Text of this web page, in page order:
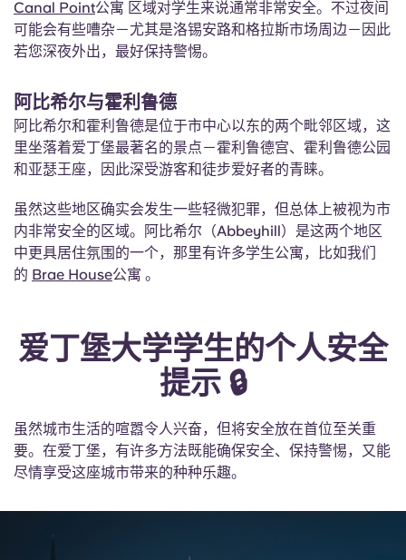
Canal Point公寓 区域对学生来说通常非常安全。不过夜间
可能会有些嘈杂－尤其是洛锡安路和格拉斯市场周边－因此
若您深夜外出，最好保持警惕。
阿比希尔与霍利鲁德
阿比希尔和霍利鲁德是位于市中心以东的两个毗邻区域，这
里坐落着爱丁堡最著名的景点－霍利鲁德宫、霍利鲁德公园
和亚瑟王座，因此深受游客和徒步爱好者的青睐。
虽然这些地区确实会发生一些轻微犯罪，但总体上被视为市
内非常安全的区域。阿比希尔（Abbeyhill）是这两个地区
中更具居住氛围的一个，那里有许多学生公寓，比如我们
的 Brae House公寓 。
爱丁堡大学学生的个人安全
提示 🔒
虽然城市生活的喧嚣令人兴奋，但将安全放在首位至关重
要。在爱丁堡，有许多方法既能确保安全、保持警惕，又能
尽情享受这座城市带来的种种乐趣。